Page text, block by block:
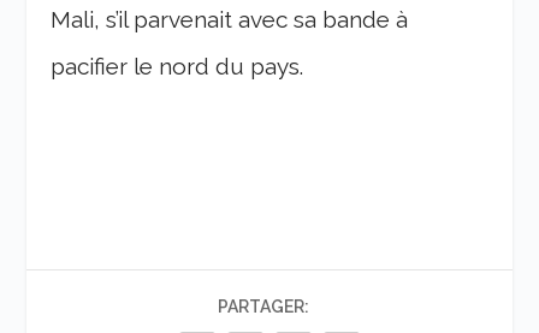
Mali, s’il parvenait avec sa bande à
pacifier le nord du pays.
PARTAGER: